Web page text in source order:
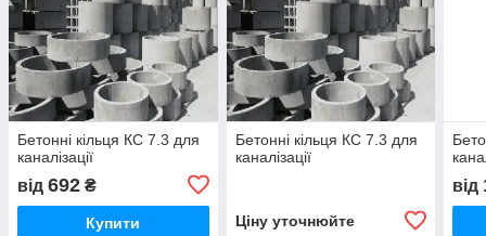
Бетонні кільця КС 7.3 для
каналізації
від 692 ₴
Купити
Бетонні кільця КС 7.3 для
каналізації
Ціну уточнюйте
від